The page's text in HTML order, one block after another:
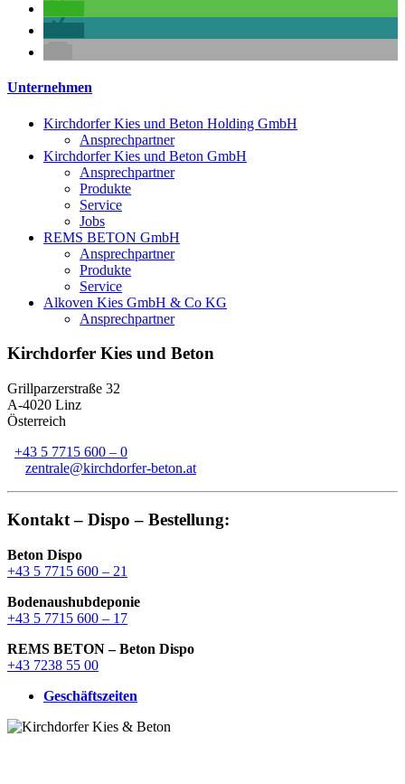
Unternehmen
Kirchdorfer Kies und Beton Holding GmbH
Ansprechpartner
Kirchdorfer Kies und Beton GmbH
Ansprechpartner
Produkte
Service
Jobs
REMS BETON GmbH
Ansprechpartner
Produkte
Service
Alkoven Kies GmbH & Co KG
Ansprechpartner
Kirchdorfer Kies und Beton
Grillparzerstraße 32
A-4020 Linz
Österreich
+43 5 7715 600 – 0
zentrale@kirchdorfer-beton.at
Kontakt – Dispo – Bestellung:
Beton Dispo
+43 5 7715 600 – 21
Bodenaushubdeponie
+43 5 7715 600 – 17
REMS BETON – Beton Dispo
+43 7238 55 00
Geschäftszeiten